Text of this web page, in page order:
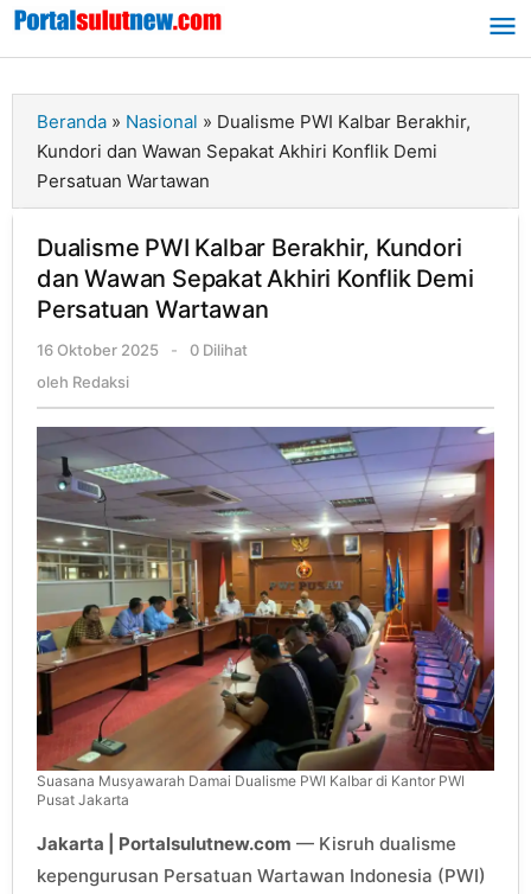
Lewati
Beranda » Nasional » Dualisme PWI Kalbar Berakhir,
Kundori dan Wawan Sepakat Akhiri Konflik Demi
Persatuan Wartawan
Dualisme PWI Kalbar Berakhir, Kundori
dan Wawan Sepakat Akhiri Konflik Demi
Persatuan Wartawan
16 Oktober 2025
oleh
-
0 Dilihat
oleh Redaksi
Suasana Musyawarah Damai Dualisme PWI Kalbar di Kantor PWI
Pusat Jakarta
Jakarta | Portalsulutnew.com — Kisruh dualisme
kepengurusan Persatuan Wartawan Indonesia (PWI)